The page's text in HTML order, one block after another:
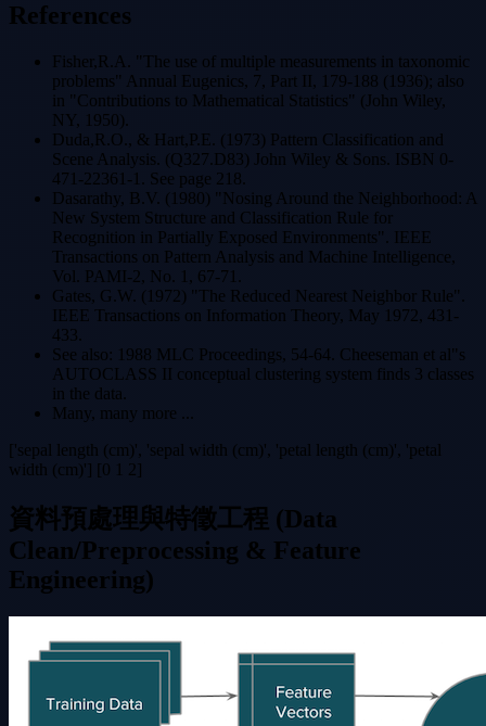
References
Fisher,R.A. "The use of multiple measurements in taxonomic
problems" Annual Eugenics, 7, Part II, 179-188 (1936); also
in "Contributions to Mathematical Statistics" (John Wiley,
NY, 1950).
Duda,R.O., & Hart,P.E. (1973) Pattern Classification and
Scene Analysis. (Q327.D83) John Wiley & Sons. ISBN 0-
471-22361-1. See page 218.
Dasarathy, B.V. (1980) "Nosing Around the Neighborhood: A
New System Structure and Classification Rule for
Recognition in Partially Exposed Environments". IEEE
Transactions on Pattern Analysis and Machine Intelligence,
Vol. PAMI-2, No. 1, 67-71.
Gates, G.W. (1972) "The Reduced Nearest Neighbor Rule".
IEEE Transactions on Information Theory, May 1972, 431-
433.
See also: 1988 MLC Proceedings, 54-64. Cheeseman et al"s
AUTOCLASS II conceptual clustering system finds 3 classes
in the data.
Many, many more ...
['sepal length (cm)', 'sepal width (cm)', 'petal length (cm)', 'petal
width (cm)'] [0 1 2]
資料預處理與特徵工程 (Data
Clean/Preprocessing & Feature
Engineering)